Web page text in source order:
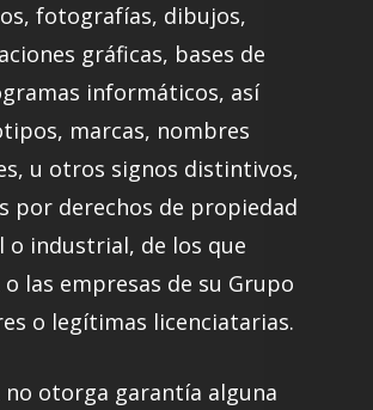
fotografías, dibujos,
gráficas, bases de
informáticos, así
marcas, nombres
u otros signos distintivos,
por derechos de propiedad
o industrial, de los que
o las empresas de su Grupo
o legítimas licenciatarias.
no otorga garantía alguna